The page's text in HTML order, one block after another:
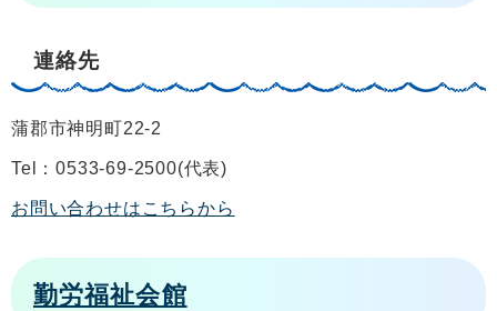
連絡先
蒲郡市神明町22-2
Tel：0533-69-2500 代表
お問い合わせはこちらから
勤労福祉会館